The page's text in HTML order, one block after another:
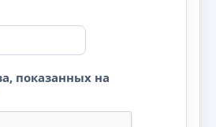
показанных на